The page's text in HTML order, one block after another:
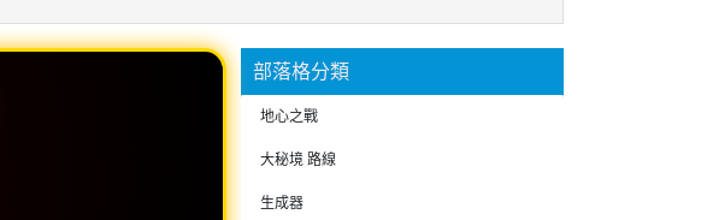
部落格分類
地心之戰
大秘境 路線
生成器